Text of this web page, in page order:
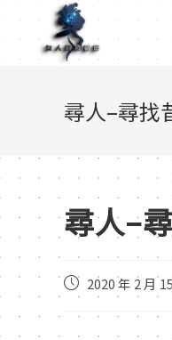
尋人–尋找
尋人–
2020 年 2 月